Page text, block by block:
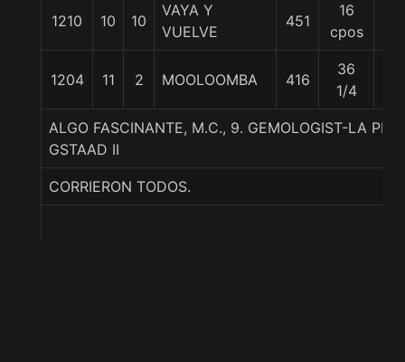
1210 10 10
VAYA Y
VUELVE
451
16
cpos
1204 11 2 MOOLOOMBA 416
36
1/4
ALGO FASCINANTE, M.C., 9. GEMOLOGIST-LA
GSTAAD II
CORRIERON TODOS.